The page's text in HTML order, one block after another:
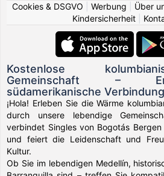
Cookies & DSGVO
Werbung Über
Kindersicherheit
Kostenlose
Gemeinschaft –
südamerikanische
¡Hola! Erleben Sie die Wärme
durch unsere lebendige
verbindet Singles von Bogotás
und feiert die Leidenschaft und
Kultur.
Ob Sie im lebendigen Medellín,